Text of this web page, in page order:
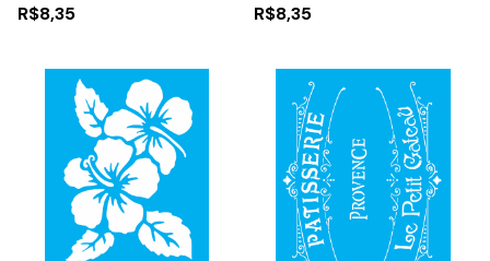
R$8,35 R$8,35